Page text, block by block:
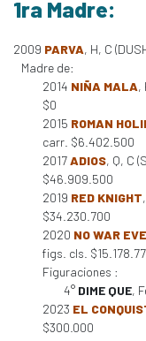
1ra Madre:
2009 PARVA, H, C
Madre de:
2014 NIÑA MALA,
$0
2015 ROMAN
carr. $6.402.500
2017ADIOS, Q, C
$46.909.500
2019 RED KNIGHT
$34.230.700
2020 NO WAR
figs. cls.
Figuraciones :
4° DIME QUE,
2023 EL
$300.000